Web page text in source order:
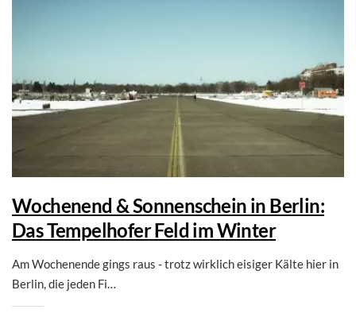
Wochenend & Sonnenschein in Berlin:
Das Tempelhofer Feld im Winter
Am Wochenende gings raus - trotz wirklich eisiger Kälte hier in
Berlin, die jeden Fi…